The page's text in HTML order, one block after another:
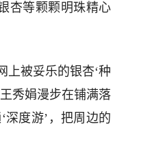
杏等颗颗明珠精心
上被妥乐的银杏‘种
秀娟漫步在铺满落
度游’，把周边的